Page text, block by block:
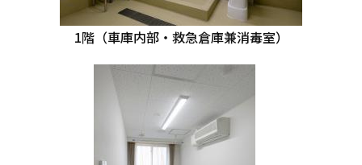
1階（車庫内部・救急倉庫兼消毒室）